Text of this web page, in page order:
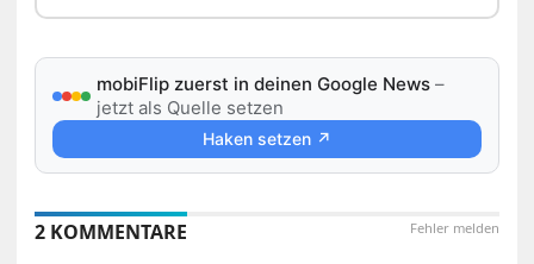
mobiFlip zuerst in deinen Google News –
jetzt als Quelle setzen
Haken setzen ↗
Fehler melden
2 KOMMENTARE